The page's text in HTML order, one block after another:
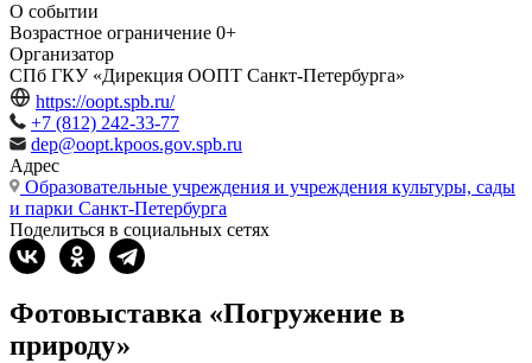
О событии
Возрастное ограничение 0+
Организатор
СПб ГКУ «Дирекция ООПТ Санкт-Петербурга»
https://oopt.spb.ru/
+7 (812) 242-33-77
dep@oopt.kpoos.gov.spb.ru
Адрес
Образовательные учреждения и учреждения культуры, сады
и парки Санкт-Петербурга
Поделиться в социальных сетях
Фотовыставка «Погружение в
природу»